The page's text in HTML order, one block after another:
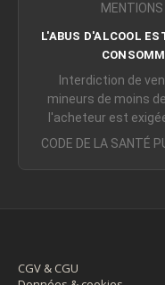
MENTIONS
L'ABUS D'ALCOOL
Interdiction de
mineurs de moins
l'acheteur est
CODE DE LA SANTÉ
CGV & CGU